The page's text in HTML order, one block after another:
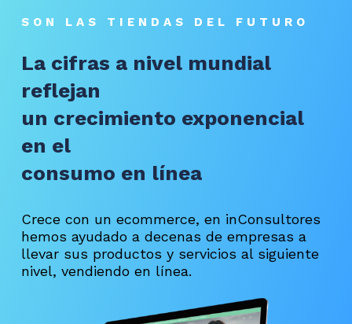
SON LAS TIENDAS DEL FUTURO
La cifras a nivel mundial
reflejan
un crecimiento exponencial
en el
consumo en línea
Crece con un ecommerce, en inConsultores
hemos ayudado a decenas de empresas a
llevar sus productos y servicios al siguiente
nivel, vendiendo en línea.